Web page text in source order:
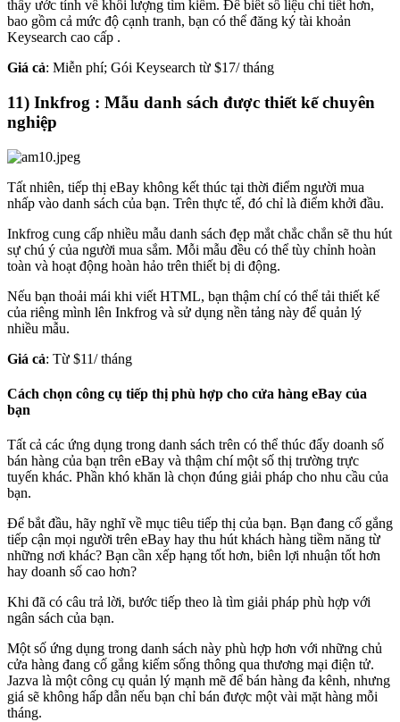
thấy ước tính về khối lượng tìm kiếm. Để biết số liệu chi tiết hơn,
bao gồm cả mức độ cạnh tranh, bạn có thể đăng ký tài khoản
Keysearch cao cấp .
Giá cả: Miễn phí; Gói Keysearch từ $17/ tháng
11) Inkfrog : Mẫu danh sách được thiết kế chuyên
nghiệp
Tất nhiên, tiếp thị eBay không kết thúc tại thời điểm người mua
nhấp vào danh sách của bạn. Trên thực tế, đó chỉ là điểm khởi đầu.
Inkfrog cung cấp nhiều mẫu danh sách đẹp mắt chắc chắn sẽ thu hút
sự chú ý của người mua sắm. Mỗi mẫu đều có thể tùy chỉnh hoàn
toàn và hoạt động hoàn hảo trên thiết bị di động.
Nếu bạn thoải mái khi viết HTML, bạn thậm chí có thể tải thiết kế
của riêng mình lên Inkfrog và sử dụng nền tảng này để quản lý
nhiều mẫu.
Giá cả: Từ $11/ tháng
Cách chọn công cụ tiếp thị phù hợp cho cửa hàng eBay của
bạn
Tất cả các ứng dụng trong danh sách trên có thể thúc đẩy doanh số
bán hàng của bạn trên eBay và thậm chí một số thị trường trực
tuyến khác. Phần khó khăn là chọn đúng giải pháp cho nhu cầu của
bạn.
Để bắt đầu, hãy nghĩ về mục tiêu tiếp thị của bạn. Bạn đang cố gắng
tiếp cận mọi người trên eBay hay thu hút khách hàng tiềm năng từ
những nơi khác? Bạn cần xếp hạng tốt hơn, biên lợi nhuận tốt hơn
hay doanh số cao hơn?
Khi đã có câu trả lời, bước tiếp theo là tìm giải pháp phù hợp với
ngân sách của bạn.
Một số ứng dụng trong danh sách này phù hợp hơn với những chủ
cửa hàng đang cố gắng kiếm sống thông qua thương mại điện tử.
Jazva là một công cụ quản lý mạnh mẽ để bán hàng đa kênh, nhưng
giá sẽ không hấp dẫn nếu bạn chỉ bán được một vài mặt hàng mỗi
tháng.